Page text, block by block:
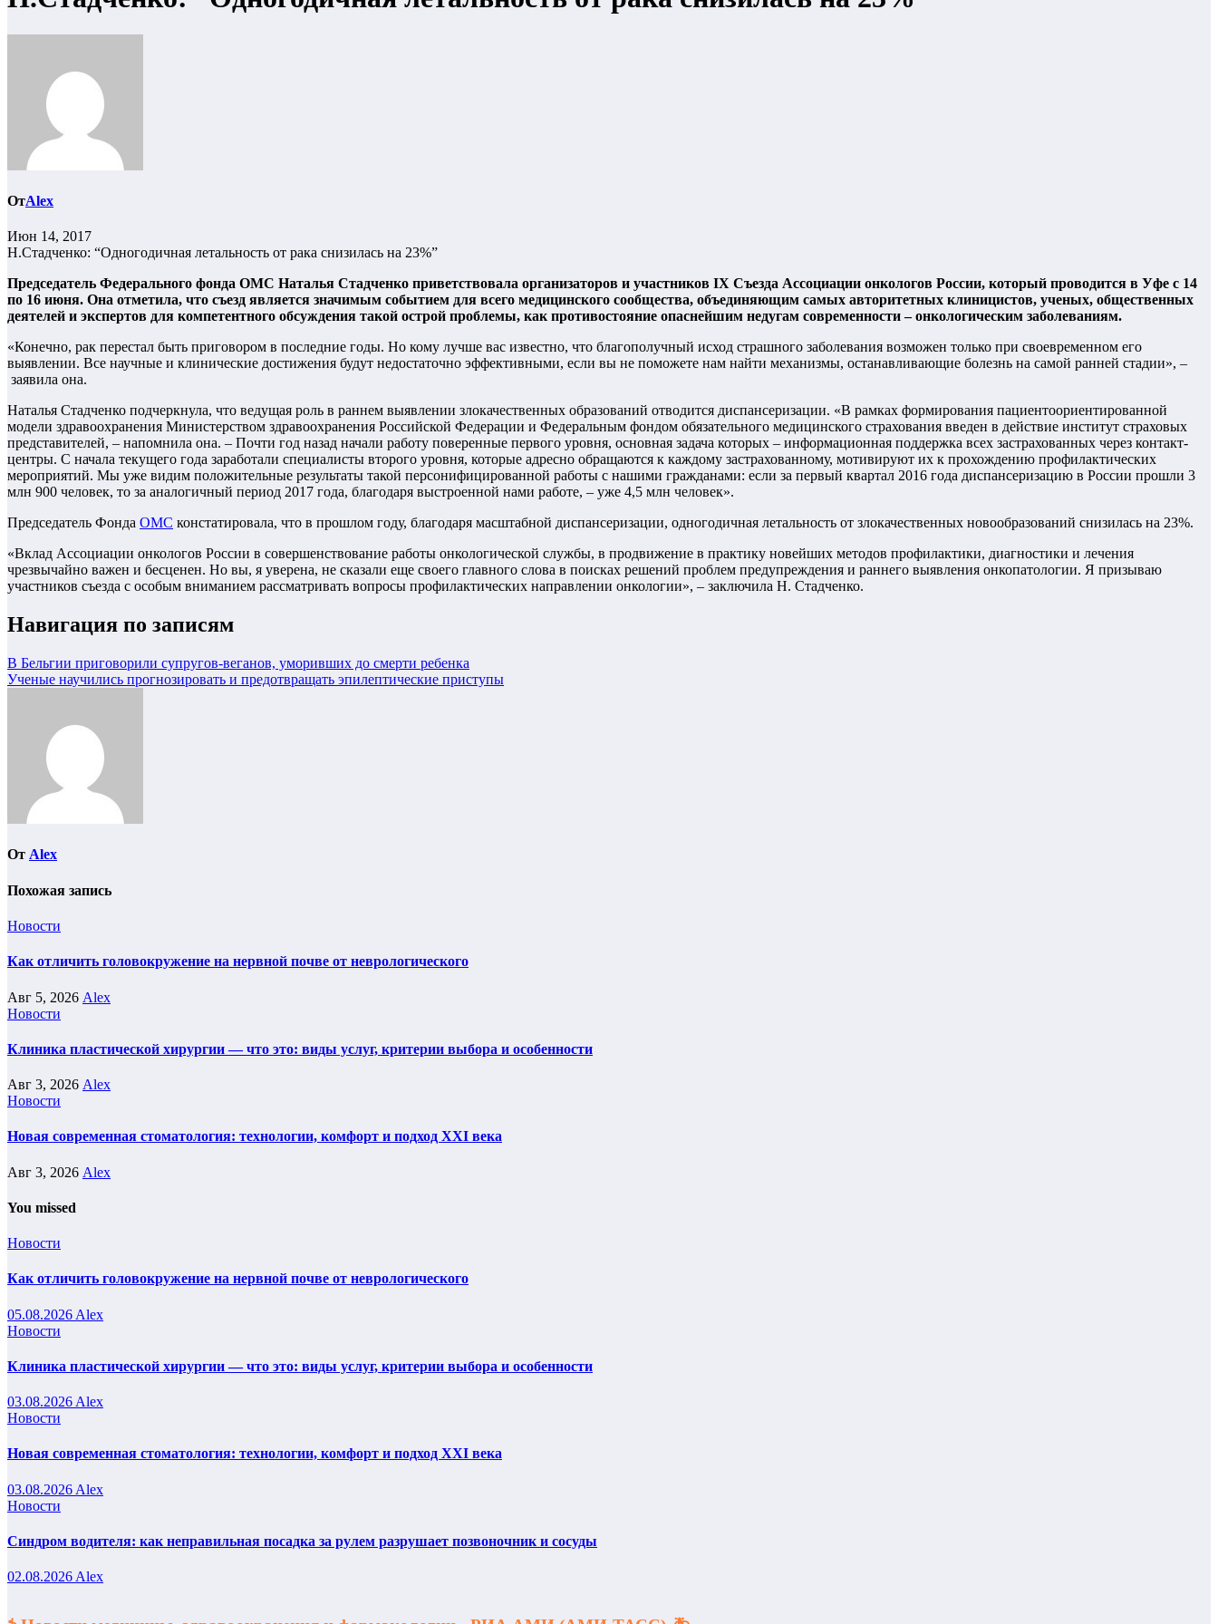
ОтAlex
Июн 14, 2017
Н.Стадченко: “Одногодичная летальность от рака снизилась на 23%”
Председатель Федерального фонда ОМС Наталья Стадченко приветствовала организаторов и участников IХ Съезда Ассоциации онкологов России, который проводится в Уфе с 14
по 16 июня. Она отметила, что съезд является значимым событием для всего медицинского сообщества, объединяющим самых авторитетных клиницистов, ученых, общественных
деятелей и экспертов для компетентного обсуждения такой острой проблемы, как противостояние опаснейшим недугам современности – онкологическим заболеваниям.
«Конечно, рак перестал быть приговором в последние годы. Но кому лучше вас известно, что благополучный исход страшного заболевания возможен только при своевременном его
выявлении. Все научные и клинические достижения будут недостаточно эффективными, если вы не поможете нам найти механизмы, останавливающие болезнь на самой ранней стадии», –
заявила она.
Наталья Стадченко подчеркнула, что ведущая роль в раннем выявлении злокачественных образований отводится диспансеризации. «В рамках формирования пациентоориентированной
модели здравоохранения Министерством здравоохранения Российской Федерации и Федеральным фондом обязательного медицинского страхования введен в действие институт страховых
представителей, – напомнила она. – Почти год назад начали работу поверенные первого уровня, основная задача которых – информационная поддержка всех застрахованных через контакт-
центры. С начала текущего года заработали специалисты второго уровня, которые адресно обращаются к каждому застрахованному, мотивируют их к прохождению профилактических
мероприятий. Мы уже видим положительные результаты такой персонифицированной работы с нашими гражданами: если за первый квартал 2016 года диспансеризацию в России прошли 3
млн 900 человек, то за аналогичный период 2017 года, благодаря выстроенной нами работе, – уже 4,5 млн человек».
Председатель Фонда ОМС констатировала, что в прошлом году, благодаря масштабной диспансеризации, одногодичная летальность от злокачественных новообразований снизилась на 23%.
«Вклад Ассоциации онкологов России в совершенствование работы онкологической службы, в продвижение в практику новейших методов профилактики, диагностики и лечения
чрезвычайно важен и бесценен. Но вы, я уверена, не сказали еще своего главного слова в поисках решений проблем предупреждения и раннего выявления онкопатологии. Я призываю
участников съезда с особым вниманием рассматривать вопросы профилактических направлении онкологии», – заключила Н. Стадченко.
Навигация по записям
В Бельгии приговорили супругов-веганов, уморивших до смерти ребенка
Ученые научились прогнозировать и предотвращать эпилептические приступы
От Alex
Похожая запись
Новости
Как отличить головокружение на нервной почве от неврологического
Авг 5, 2026 Alex
Новости
Клиника пластической хирургии — что это: виды услуг, критерии выбора и особенности
Авг 3, 2026 Alex
Новости
Новая современная стоматология: технологии, комфорт и подход XXI века
Авг 3, 2026 Alex
You missed
Новости
Как отличить головокружение на нервной почве от неврологического
05.08.2026 Alex
Новости
Клиника пластической хирургии — что это: виды услуг, критерии выбора и особенности
03.08.2026 Alex
Новости
Новая современная стоматология: технологии, комфорт и подход XXI века
03.08.2026 Alex
Новости
Синдром водителя: как неправильная посадка за рулем разрушает позвоночник и сосуды
02.08.2026 Alex